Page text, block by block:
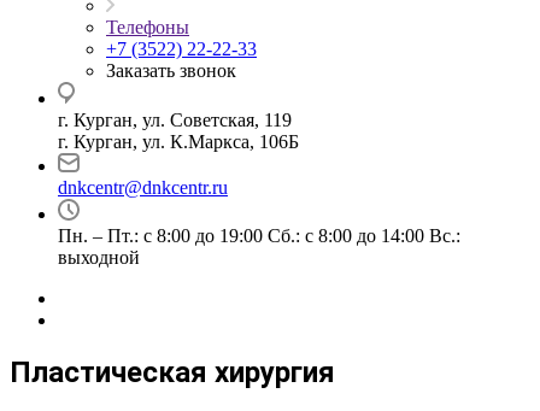
Телефоны
+7 (3522) 22-22-33
Заказать звонок
г. Курган, ул. Советская, 119
г. Курган, ул. К.Маркса, 106Б
dnkcentr@dnkcentr.ru
Пн. – Пт.: с 8:00 до 19:00 Сб.: с 8:00 до 14:00 Вс.:
выходной
Пластическая хирургия